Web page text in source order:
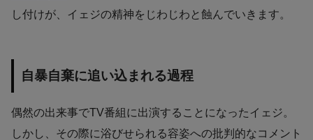
し付けが、イェジの精神をじわじわと蝕んでいきます。
自暴自棄に追い込まれる過程
偶然の出来事でTV番組に出演することになったイェジ。
しかし、その際に浴びせられる容姿への批判的なコメント